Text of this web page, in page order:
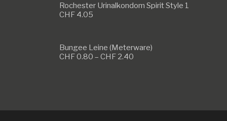
Rochester Urinalkondom Spirit Style 1
CHF4.05
Bungee Leine (Meterware)
CHF0.80 – CHF2.40Preisspanne: